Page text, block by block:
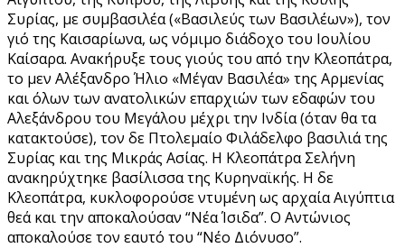
Συρίας, με συμβασιλέα («Βασιλεύς των Βασιλέων»), τον
γιό της Καισαρίωνα, ως νόμιμο διάδοχο του Ιουλίου
Καίσαρα. Ανακήρυξε τους γιούς του από την Κλεοπάτρα,
το μεν Αλέξανδρο Ήλιο «Μέγαν Βασιλέα» της Αρμενίας
και όλων των ανατολικών επαρχιών των εδαφών του
Αλεξάνδρου του Μεγάλου μέχρι την Ινδία (όταν θα τα
κατακτούσε), τον δε Πτολεμαίο Φιλάδελφο βασιλιά της
Συρίας και της Μικράς Ασίας. Η Κλεοπάτρα Σελήνη
ανακηρύχτηκε βασίλισσα της Κυρηναϊκής. Η δε
Κλεοπάτρα, κυκλοφορούσε ντυμένη ως αρχαία Αιγύπτια
θεά και την αποκαλούσαν “Νέα Ίσιδα”. Ο Αντώνιος
αποκαλούσε τον εαυτό του “Νέο Διόνυσο”.